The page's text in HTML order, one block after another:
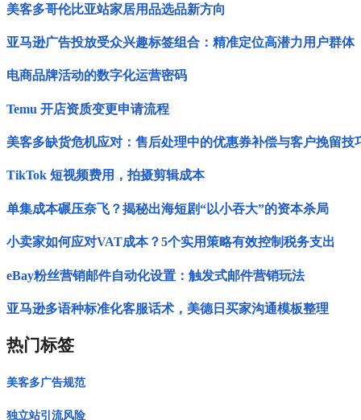
美客多哥伦比亚站家居用品选品新方向
亚马逊广告投放受众兴趣标签组合：精准定位高潜力用户群体
电商品牌活动的数字化运营密码
Temu 开店资质变更申请流程
美客多缺货危机应对：售后处理中的优惠券补偿与客户挽留技
TikTok 短视频费用，拍摄剪辑成本
单集成本碾压奈飞？揭秘出海短剧“以小吞大”的资本杀局
小卖家如何应对VAT成本？5个实用策略有效控制税务支出
eBay粉丝营销邮件自动化设置：触发式邮件营销玩法
亚马逊多语种标准化客服话术，美德日买家沟通模板整理
热门标签
美客多广告规范
独立站引流风险